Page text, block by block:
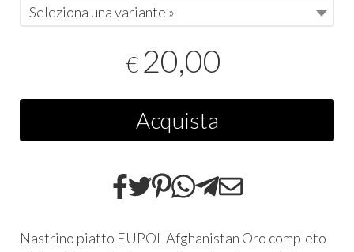
Seleziona una variante »
€ 20,00
Acquista
Nastrino piatto EUPOL Afghanistan Oro completo